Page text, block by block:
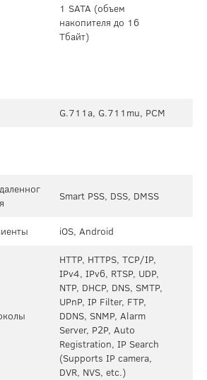
1 SATA (объем
накопителя до 16
Тбайт)
G.711a, G.711mu, PCM
Smart PSS, DSS, DMSS
iOS, Android
HTTP, HTTPS, TCP/IP,
IPv4, IPv6, RTSP, UDP,
NTP, DHCP, DNS, SMTP,
UPnP, IP Filter, FTP,
DDNS, SNMP, Alarm
Server, P2P, Auto
Registration, IP Search
(Supports IP camera,
DVR, NVS, etc.)